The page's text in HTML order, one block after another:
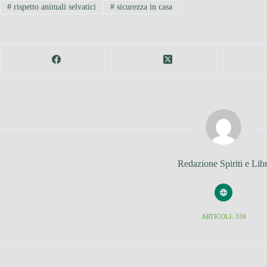
#rispetto animali selvatici #sicurezza in casa
Redazione Spiriti e
ARTICOLI: 339